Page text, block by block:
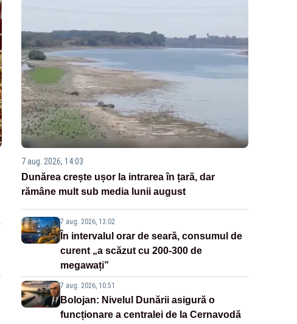
7 aug. 2026, 14:03
Dunărea crește ușor la intrarea în țară, dar
rămâne mult sub media lunii august
7 aug. 2026, 13:02
În intervalul orar de seară, consumul de
curent „a scăzut cu 200-300 de
megawați”
7 aug. 2026, 10:51
Bolojan: Nivelul Dunării asigură o
funcționare a centralei de la Cernavodă